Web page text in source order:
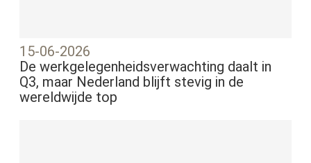
15-06-2026
De werkgelegenheidsverwachting daalt in
Q3, maar Nederland blijft stevig in de
wereldwijde top